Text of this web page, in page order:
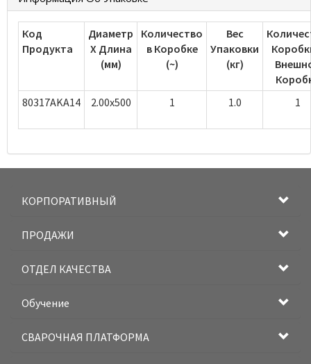
Код
Продукта
Диаметр
Х Длина
(мм)
Количество
в Коробке
(~)
Вес
Упаковки
(кг)
80317AKA14
2.00x500 1 1.0 1
КОРПОРАТИВНЫЙ
ПРОДАЖИ
ОТДЕЛ КАЧЕСТВА
Обучение
СВАРОЧНАЯ ПЛАТФОРМА